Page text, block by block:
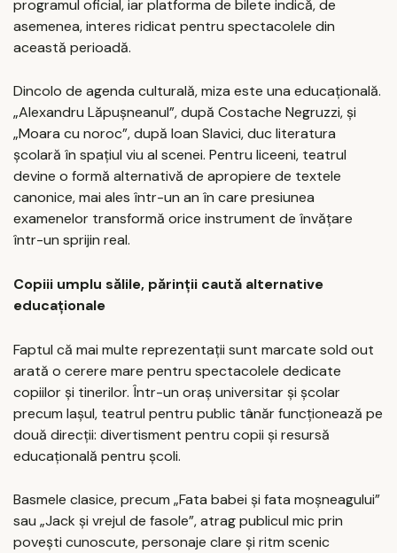
programul oficial, iar platforma de bilete indică, de
asemenea, interes ridicat pentru spectacolele din
această perioadă.
Dincolo de agenda culturală, miza este una educațională.
„Alexandru Lăpușneanul”, după Costache Negruzzi, și
„Moara cu noroc”, după Ioan Slavici, duc literatura
școlară în spațiul viu al scenei. Pentru liceeni, teatrul
devine o formă alternativă de apropiere de textele
canonice, mai ales într-un an în care presiunea
examenelor transformă orice instrument de învățare
într-un sprijin real.
Copiii umplu sălile, părinții caută alternative
educaționale
Faptul că mai multe reprezentații sunt marcate sold out
arată o cerere mare pentru spectacolele dedicate
copiilor și tinerilor. Într-un oraș universitar și școlar
precum Iașul, teatrul pentru public tânăr funcționează pe
două direcții: divertisment pentru copii și resursă
educațională pentru școli.
Basmele clasice, precum „Fata babei și fata moșneagului”
sau „Jack și vrejul de fasole”, atrag publicul mic prin
povești cunoscute, personaje clare și ritm scenic